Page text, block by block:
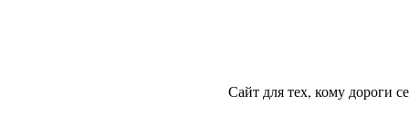
Сайт для тех, кому дороги